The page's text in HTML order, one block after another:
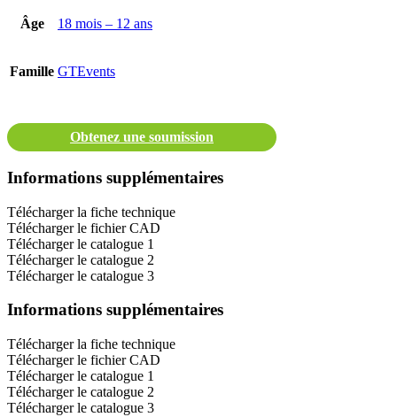
Obtenez une soumission
Informations supplémentaires
Télécharger la fiche technique
Télécharger le fichier CAD
Télécharger le catalogue 1
Télécharger le catalogue 2
Télécharger le catalogue 3
Âge 18 mois – 12 ans
Famille GTEvents
Informations supplémentaires
Télécharger la fiche technique
Télécharger le fichier CAD
Télécharger le catalogue 1
Télécharger le catalogue 2
Télécharger le catalogue 3